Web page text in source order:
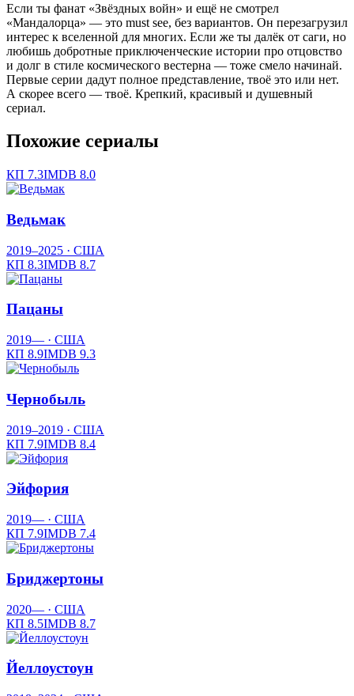
Если ты фанат «Звёздных войн» и ещё не смотрел
«Мандалорца» — это must see, без вариантов. Он перезагрузил
интерес к вселенной для многих. Если же ты далёк от саги, но
любишь добротные приключенческие истории про отцовство
и долг в стиле космического вестерна — тоже смело начинай.
Первые серии дадут полное представление, твоё это или нет.
А скорее всего — твоё. Крепкий, красивый и душевный
сериал.
Похожие сериалы
КП 7.3IMDB 8.0
Ведьмак
2019–2025 · США
КП 8.3IMDB 8.7
Пацаны
2019— · США
КП 8.9IMDB 9.3
Чернобыль
2019–2019 · США
КП 7.9IMDB 8.4
Эйфория
2019— · США
КП 7.9IMDB 7.4
Бриджертоны
2020— · США
КП 8.5IMDB 8.7
Йеллоустоун